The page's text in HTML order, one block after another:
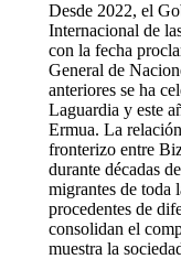
Desde 2022, el
Internacional de
con la fecha
General de
anteriores se ha
Laguardia y este
Ermua. La
fronterizo entre
durante décadas
migrantes de toda
procedentes de
consolidan el
muestra la